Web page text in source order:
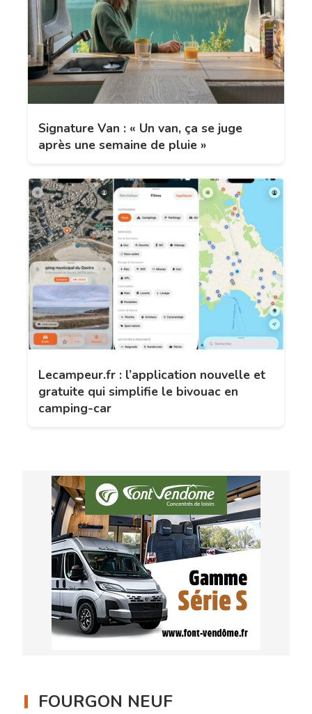
Signature Van : « Un van, ça se juge
après une semaine de pluie »
Lecampeur.fr : l’application nouvelle et
gratuite qui simplifie le bivouac en
camping-car
FOURGON NEUF